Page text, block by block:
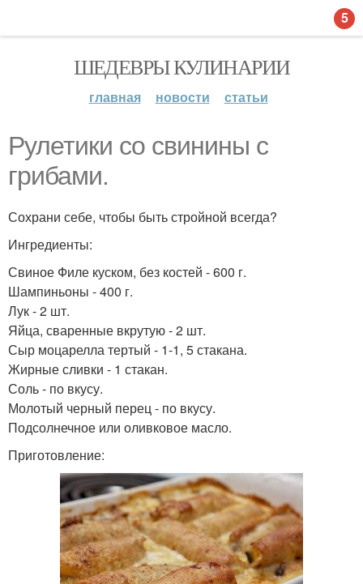
ШЕДЕВРЫ КУЛИНАРИИ
главная новости статьи
Рулетики со свинины с
грибами.
Сохрани себе, чтобы быть стройной всегда?
Ингредиенты:
Свиное Филе куском, без костей - 600 г.
Шампиньоны - 400 г.
Лук - 2 шт.
Яйца, сваренные вкрутую - 2 шт.
Сыр моцарелла тертый - 1-1, 5 стакана.
Жирные сливки - 1 стакан.
Соль - по вкусу.
Молотый черный перец - по вкусу.
Подсолнечное или оливковое масло.
Приготовление:
5